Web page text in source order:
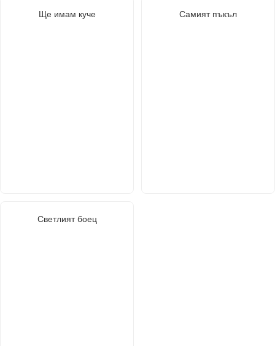
Ще имам куче Самият пъкъл
Светлият боец